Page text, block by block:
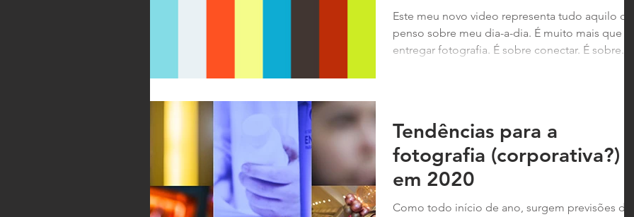
Este meu novo video representa tudo aquilo que
penso sobre meu dia-a-dia. É muito mais que
entregar fotografia. É sobre conectar. É sobre...
Tendências para a
fotografia (corporativa?)
em 2020
Como todo início de ano, surgem previsões de